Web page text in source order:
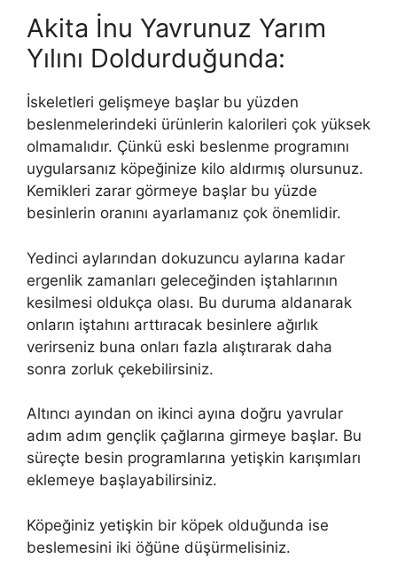
Akita İnu Yavrunuz Yarım
Yılını Doldurduğunda:
İskeletleri gelişmeye başlar bu yüzden
beslenmelerindeki ürünlerin kalorileri çok yüksek
olmamalıdır. Çünkü eski beslenme programını
uygularsanız köpeğinize kilo aldırmış olursunuz.
Kemikleri zarar görmeye başlar bu yüzde
besinlerin oranını ayarlamanız çok önemlidir.
Yedinci aylarından dokuzuncu aylarına kadar
ergenlik zamanları geleceğinden iştahlarının
kesilmesi oldukça olası. Bu duruma aldanarak
onların iştahını arttıracak besinlere ağırlık
verirseniz buna onları fazla alıştırarak daha
sonra zorluk çekebilirsiniz.
Altıncı ayından on ikinci ayına doğru yavrular
adım adım gençlik çağlarına girmeye başlar. Bu
süreçte besin programlarına yetişkin karışımları
eklemeye başlayabilirsiniz.
Köpeğiniz yetişkin bir köpek olduğunda ise
beslemesini iki öğüne düşürmelisiniz.